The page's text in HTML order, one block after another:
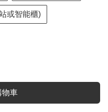
或智能櫃)
物車